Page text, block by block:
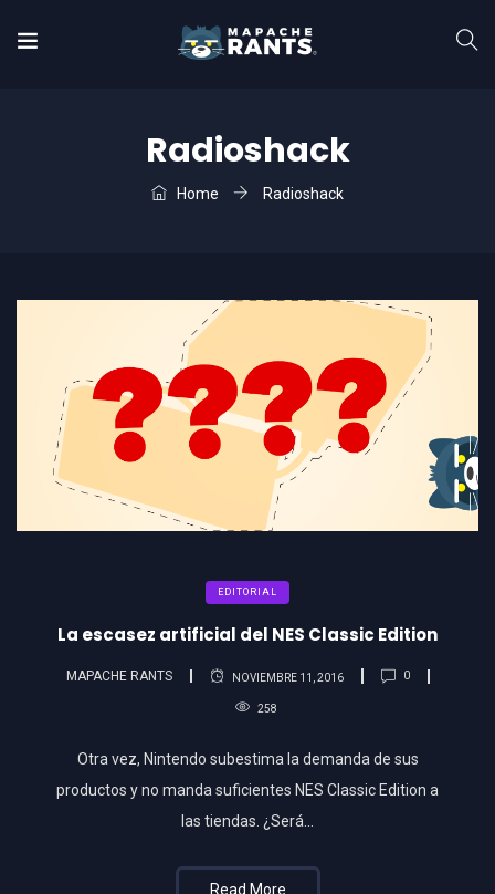
Radioshack
Home Radioshack
EDITORIAL
La escasez artificial del NES Classic Edition
MAPACHE RANTS NOVIEMBRE 11, 2016 0
258
Otra vez, Nintendo subestima la demanda de sus
productos y no manda suficientes NES Classic Edition a
las tiendas. ¿Será...
Read More